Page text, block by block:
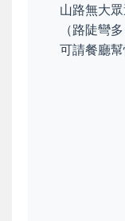
山路無大
（路陡彎
可請餐廳幫